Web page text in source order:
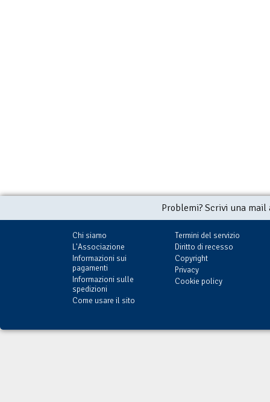
Problemi? Scrivi una
Chi siamo
L'Associazione
Informazioni sui
pagamenti
Informazioni sulle
spedizioni
Come usare il sito
Termini del servizio
Diritto di recesso
Copyright
Privacy
Cookie policy